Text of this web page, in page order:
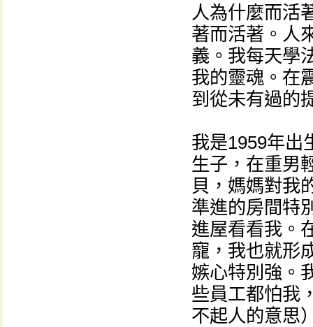
人為什麼而活
著而活著。人
義。我每天學
我的靈魂。在
到從未有過的
我是1959年出
生子，在重男
貝，媽媽對我
準進的房間特
進屋看看我。
寵，我也就形
嫉心特別強。
些員工都怕我
不起人的意思